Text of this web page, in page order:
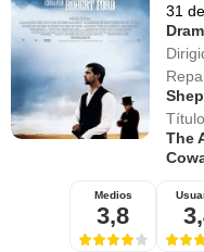
31
The
Medios
3,8